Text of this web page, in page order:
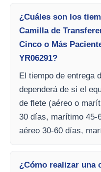
¿Cuáles son los
Camilla de
Cinco o Más
YR06291?
El tiempo de entrega
dependerá de si el
de flete (aéreo o
30 días, marítimo 45-
aéreo 30-60 días,
¿Cómo realizar una